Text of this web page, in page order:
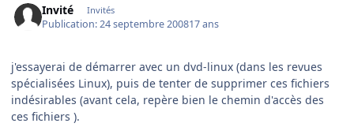
Invité Invités
Publication:24 septembre 200817 ans
j'essayerai de démarrer avec un dvd-linux (dans les revues
spécialisées Linux), puis de tenter de supprimer ces fichiers
indésirables (avant cela, repère bien le chemin d'accès des
ces fichiers ).